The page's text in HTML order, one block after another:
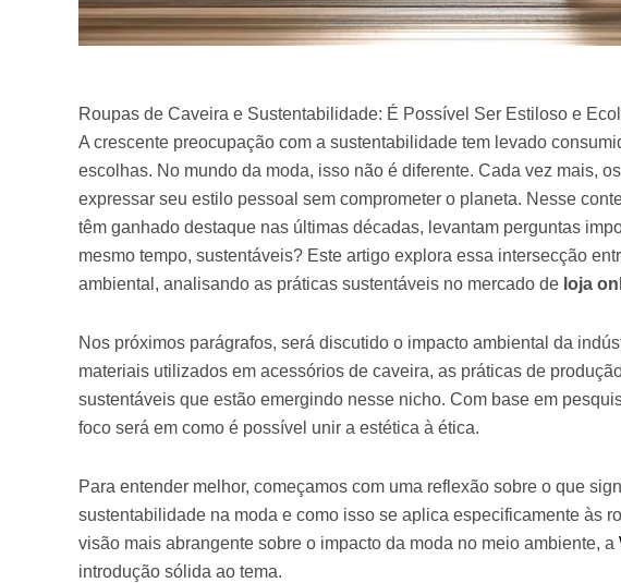
Roupas de Caveira e Sustentabilidade: É Possível Ser Estiloso e
A crescente preocupação com a sustentabilidade tem levado
escolhas. No mundo da moda, isso não é diferente. Cada vez mais,
expressar seu estilo pessoal sem comprometer o planeta. Nesse
têm ganhado destaque nas últimas décadas, levantam perguntas
mesmo tempo, sustentáveis? Este artigo explora essa intersecção
ambiental, analisando as práticas sustentáveis no mercado de loja
Nos próximos parágrafos, será discutido o impacto ambiental da
materiais utilizados em acessórios de caveira, as práticas de
sustentáveis que estão emergindo nesse nicho. Com base em
foco será em como é possível unir a estética à ética.
Para entender melhor, começamos com uma reflexão sobre o que
sustentabilidade na moda e como isso se aplica especificamente às
visão mais abrangente sobre o impacto da moda no meio ambiente, a
introdução sólida ao tema.